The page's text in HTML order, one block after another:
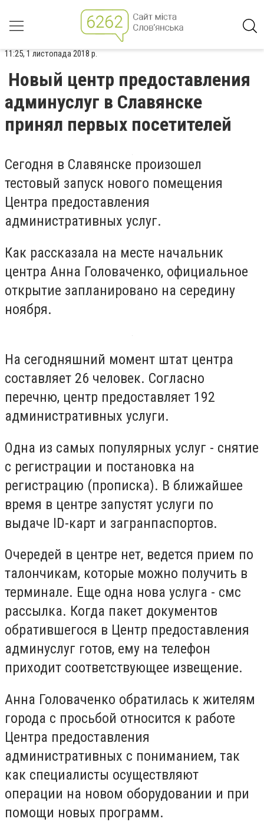
11:25, 1 листопада 2018 р.
Новый центр предоставления
админуслуг в Славянске
принял первых посетителей
Сегодня в Славянске произошел
тестовый запуск нового помещения
Центра предоставления
административных услуг.
Как рассказала на месте начальник
центра Анна Головаченко, официальное
открытие запланировано на середину
ноября.
На сегодняшний момент штат центра
составляет 26 человек. Согласно
перечню, центр предоставляет 192
административных услуги.
Одна из самых популярных услуг - снятие
с регистрации и постановка на
регистрацию (прописка). В ближайшее
время в центре запустят услуги по
выдаче ID-карт и загранпаспортов.
Очередей в центре нет, ведется прием по
талончикам, которые можно получить в
терминале. Еще одна нова услуга - смс
рассылка. Когда пакет документов
обратившегося в Центр предоставления
админуслуг готов, ему на телефон
приходит соответствующее извещение.
Анна Головаченко обратилась к жителям
города с просьбой относится к работе
Центра предоставления
административных с пониманием, так
как специалисты осуществляют
операции на новом оборудовании и при
помощи новых программ.